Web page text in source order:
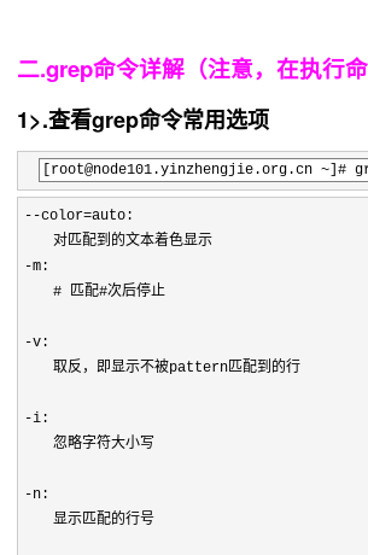
二.grep命令详解 （注意，在执行
1>.查看grep命令常用选项
--color=auto:
-m:
# 匹配#次后停止
-v:
取反，即显示不被pattern匹配到的行
-i:
忽略字符大小写
-n:
显示匹配的行号